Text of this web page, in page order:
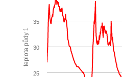
teplota půdy 1
25
30
35